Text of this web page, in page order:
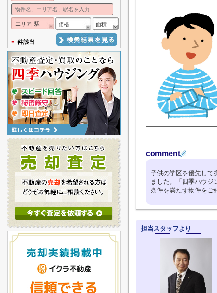
comment
子供の学区を優先して
ました。「四季ハウジ
条件を満たす物件をご
担当スタッフより
エリア| 駅 価格 面積
- 件該当